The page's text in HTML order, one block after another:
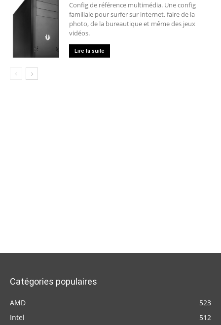
Config de référence multimédia. Une config
familiale pour surfer sur internet, faire de la
photo, de la bureautique et même des jeux
vidéos.
Lire la suite
Catégories populaires
AMD
523
Intel
512